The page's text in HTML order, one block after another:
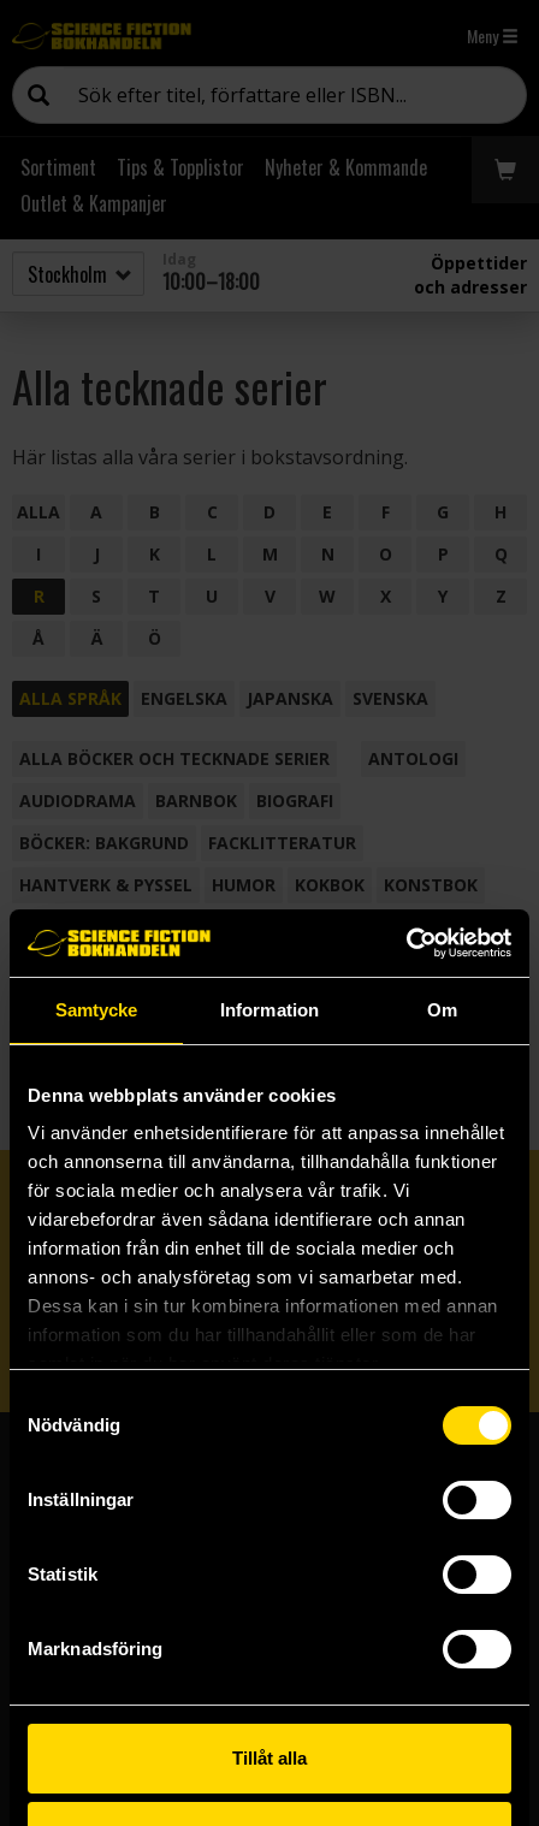
Samtycke Information Om
Denna webbplats använder cookies
Vi använder enhetsidentifierare för att anpassa innehållet
och annonserna till användarna, tillhandahålla funktioner
för sociala medier och analysera vår trafik. Vi
vidarebefordrar även sådana identifierare och annan
information från din enhet till de sociala medier och
annons- och analysföretag som vi samarbetar med.
Dessa kan i sin tur kombinera informationen med annan
information som du har tillhandahållit eller som de har
Nödvändig
Inställningar
Statistik
Marknadsföring
Tillåt alla
Meny
Sortiment Tips & Topplistor
Nyheter & Kommande
Outlet & Kampanjer
10:00–18:00
Öppettider
och adresser
Alla tecknade serier
Här listas alla våra serier i bokstavsordning.
ALLA A B C D E F G
H
I
J K L M N O P
Q
R
S T U V W X Y
Z
Å
Ä Ö
ALLA SPRÅK ENGELSKA JAPANSKA SVENSKA
ALLA BÖCKER OCH TECKNADE SERIER
ANTOLOGI
AUDIODRAMA
BARNBOK
BIOGRAFI
BÖCKER: BAKGRUND
FACKLITTERATUR
HANTVERK & PYSSEL
HUMOR KOKBOK
KONSTBOK
KORTROMAN
LÄROBOK
NOVELL
SAMLINGSVOLYM
TECKNA & MÅLA TECKNAD SERIE
Prenumerera på vårt nyhetsbrev
Veckobrevet
Skicka
Butiker & kundtjänst
Västerlånggatan 48
Göteborgsbutiken
Kungsgatan 19
Malmöbutiken